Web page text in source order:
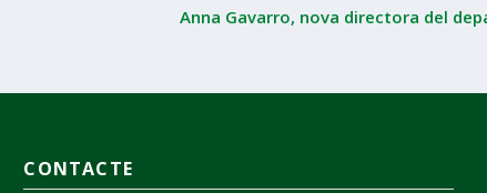
Anna Gavarro, nova directora del
CONTACTE